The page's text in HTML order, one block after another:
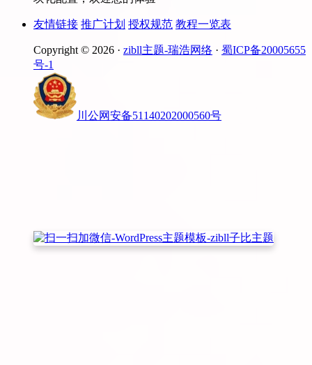
友情链接 推广计划 授权规范 教程一览表
Copyright © 2026 · zibll主题-瑞浩网络 · 蜀ICP备20005655
号-1
川公网安备51140202000560号